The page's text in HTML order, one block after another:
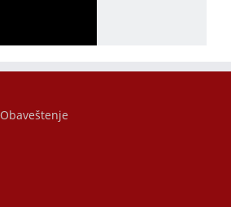
Obaveštenje